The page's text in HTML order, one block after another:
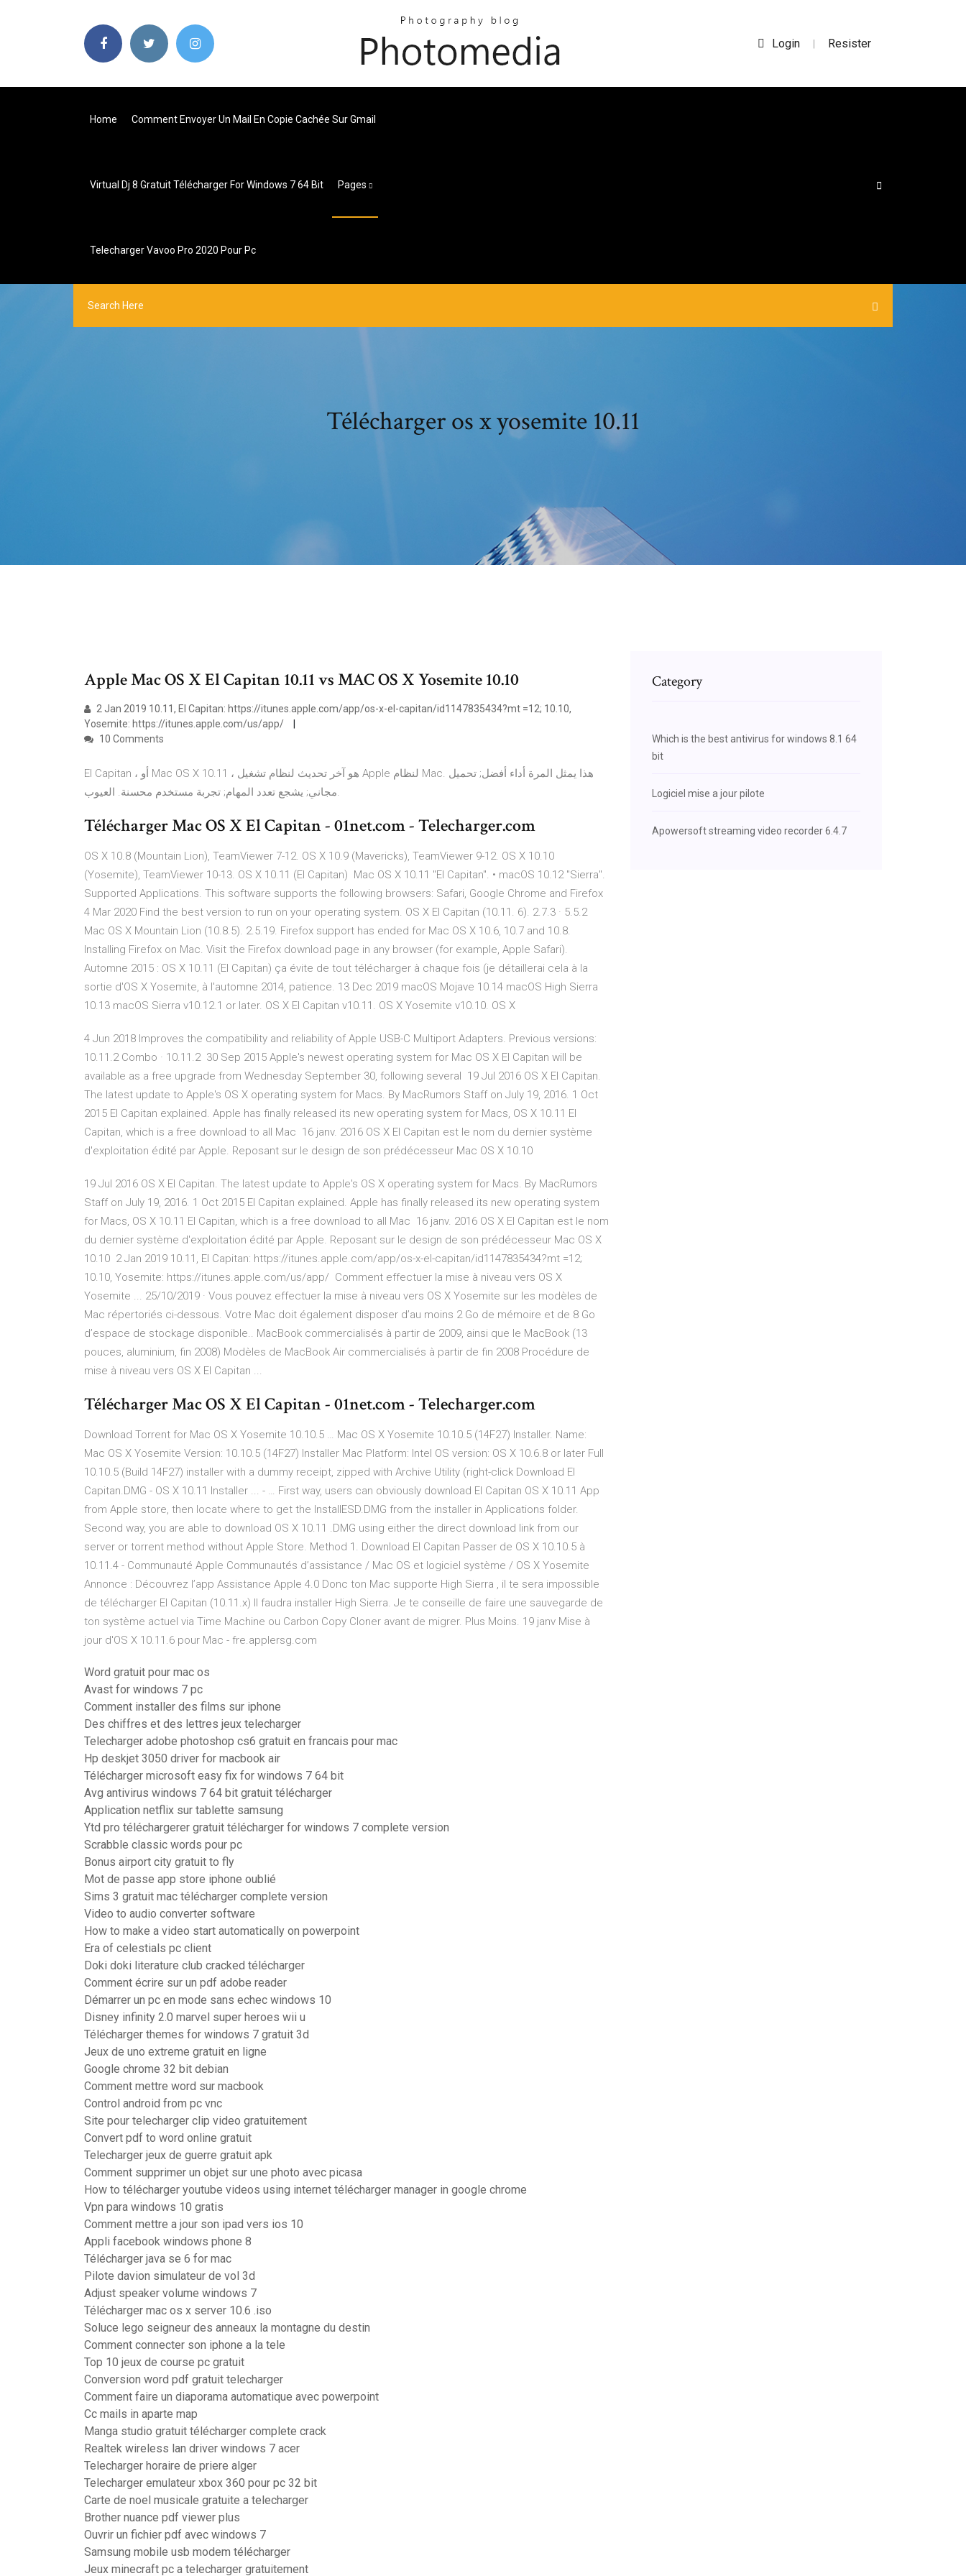
Login | Resister
Home Comment Envoyer Un Mail En Copie Cachée Sur Gmail
Virtual Dj 8 Gratuit Télécharger For Windows 7 64 Bit Pages
Telecharger Vavoo Pro 2020 Pour Pc
Télécharger os x yosemite 10.11
Apple Mac OS X El Capitan 10.11 vs MAC OS X Yosemite 10.10
2 Jan 2019 10.11, El Capitan: https://itunes.apple.com/app/os-x-el-capitan/id1147835434?mt =12; 10.10,
Yosemite: https://itunes.apple.com/us/app/
10 Comments
El Capitan ، أو Mac OS X 10.11 ، هو آخر تحديث لنظام تشغيل Apple لنظام Mac. هذا يمثل المرة أداء أفضل; تحميل
مجاني; يشجع تعدد المهام; تجربة مستخدم محسنة. العيوب.
Télécharger Mac OS X El Capitan - 01net.com - Telecharger.com
OS X 10.8 (Mountain Lion), TeamViewer 7-12. OS X 10.9 (Mavericks), TeamViewer 9-12. OS X 10.10
(Yosemite), TeamViewer 10-13. OS X 10.11 (El Capitan) Mac OS X 10.11 "El Capitan". • macOS 10.12 "Sierra".
Supported Applications. This software supports the following browsers: Safari, Google Chrome and Firefox
4 Mar 2020 Find the best version to run on your operating system. OS X El Capitan (10.11. 6). 2.7.3 · 5.5.2
Mac OS X Mountain Lion (10.8.5). 2.5.19. Firefox support has ended for Mac OS X 10.6, 10.7 and 10.8.
Installing Firefox on Mac. Visit the Firefox download page in any browser (for example, Apple Safari).
Automne 2015 : OS X 10.11 (El Capitan) ça évite de tout télécharger à chaque fois (je détaillerai cela à la
sortie d'OS X Yosemite, à l'automne 2014, patience. 13 Dec 2019 macOS Mojave 10.14 macOS High Sierra
10.13 macOS Sierra v10.12.1 or later. OS X El Capitan v10.11. OS X Yosemite v10.10. OS X
4 Jun 2018 Improves the compatibility and reliability of Apple USB-C Multiport Adapters. Previous versions:
10.11.2 Combo · 10.11.2 30 Sep 2015 Apple's newest operating system for Mac OS X El Capitan will be
available as a free upgrade from Wednesday September 30, following several 19 Jul 2016 OS X El Capitan.
The latest update to Apple's OS X operating system for Macs. By MacRumors Staff on July 19, 2016. 1 Oct
2015 El Capitan explained. Apple has finally released its new operating system for Macs, OS X 10.11 El
Capitan, which is a free download to all Mac 16 janv. 2016 OS X El Capitan est le nom du dernier système
d'exploitation édité par Apple. Reposant sur le design de son prédécesseur Mac OS X 10.10
19 Jul 2016 OS X El Capitan. The latest update to Apple's OS X operating system for Macs. By MacRumors
Staff on July 19, 2016. 1 Oct 2015 El Capitan explained. Apple has finally released its new operating system
for Macs, OS X 10.11 El Capitan, which is a free download to all Mac 16 janv. 2016 OS X El Capitan est le nom
du dernier système d'exploitation édité par Apple. Reposant sur le design de son prédécesseur Mac OS X
10.10 2 Jan 2019 10.11, El Capitan: https://itunes.apple.com/app/os-x-el-capitan/id1147835434?mt =12;
10.10, Yosemite: https://itunes.apple.com/us/app/ Comment effectuer la mise à niveau vers OS X
Yosemite ... 25/10/2019 · Vous pouvez effectuer la mise à niveau vers OS X Yosemite sur les modèles de
Mac répertoriés ci-dessous. Votre Mac doit également disposer d’au moins 2 Go de mémoire et de 8 Go
d’espace de stockage disponible.. MacBook commercialisés à partir de 2009, ainsi que le MacBook (13
pouces, aluminium, fin 2008) Modèles de MacBook Air commercialisés à partir de fin 2008 Procédure de
mise à niveau vers OS X El Capitan ...
Télécharger Mac OS X El Capitan - 01net.com - Telecharger.com
Download Torrent for Mac OS X Yosemite 10.10.5 … Mac OS X Yosemite 10.10.5 (14F27) Installer. Name:
Mac OS X Yosemite Version: 10.10.5 (14F27) Installer Mac Platform: Intel OS version: OS X 10.6.8 or later Full
10.10.5 (Build 14F27) installer with a dummy receipt, zipped with Archive Utility (right-click Download El
Capitan.DMG - OS X 10.11 Installer ... - … First way, users can obviously download El Capitan OS X 10.11 App
from Apple store, then locate where to get the InstallESD.DMG from the installer in Applications folder.
Second way, you are able to download OS X 10.11 .DMG using either the direct download link from our
server or torrent method without Apple Store. Method 1. Download El Capitan Passer de OS X 10.10.5 à
10.11.4 - Communauté Apple Communautés d’assistance / Mac OS et logiciel système / OS X Yosemite
Annonce : Découvrez l’app Assistance Apple 4.0 Donc ton Mac supporte High Sierra , il te sera impossible
de télécharger El Capitan (10.11.x) Il faudra installer High Sierra. Je te conseille de faire une sauvegarde de
ton système actuel via Time Machine ou Carbon Copy Cloner avant de migrer. Plus Moins. 19 janv Mise à
jour d'OS X 10.11.6 pour Mac - fre.applersg.com
Word gratuit pour mac os
Avast for windows 7 pc
Comment installer des films sur iphone
Des chiffres et des lettres jeux telecharger
Telecharger adobe photoshop cs6 gratuit en francais pour mac
Hp deskjet 3050 driver for macbook air
Télécharger microsoft easy fix for windows 7 64 bit
Avg antivirus windows 7 64 bit gratuit télécharger
Application netflix sur tablette samsung
Ytd pro téléchargerer gratuit télécharger for windows 7 complete version
Scrabble classic words pour pc
Bonus airport city gratuit to fly
Mot de passe app store iphone oublié
Sims 3 gratuit mac télécharger complete version
Video to audio converter software
How to make a video start automatically on powerpoint
Era of celestials pc client
Doki doki literature club cracked télécharger
Comment écrire sur un pdf adobe reader
Démarrer un pc en mode sans echec windows 10
Disney infinity 2.0 marvel super heroes wii u
Télécharger themes for windows 7 gratuit 3d
Jeux de uno extreme gratuit en ligne
Google chrome 32 bit debian
Comment mettre word sur macbook
Control android from pc vnc
Site pour telecharger clip video gratuitement
Convert pdf to word online gratuit
Telecharger jeux de guerre gratuit apk
Comment supprimer un objet sur une photo avec picasa
How to télécharger youtube videos using internet télécharger manager in google chrome
Vpn para windows 10 gratis
Comment mettre a jour son ipad vers ios 10
Appli facebook windows phone 8
Télécharger java se 6 for mac
Pilote davion simulateur de vol 3d
Adjust speaker volume windows 7
Télécharger mac os x server 10.6 .iso
Soluce lego seigneur des anneaux la montagne du destin
Comment connecter son iphone a la tele
Top 10 jeux de course pc gratuit
Conversion word pdf gratuit telecharger
Comment faire un diaporama automatique avec powerpoint
Cc mails in aparte map
Manga studio gratuit télécharger complete crack
Realtek wireless lan driver windows 7 acer
Telecharger horaire de priere alger
Telecharger emulateur xbox 360 pour pc 32 bit
Carte de noel musicale gratuite a telecharger
Brother nuance pdf viewer plus
Ouvrir un fichier pdf avec windows 7
Samsung mobile usb modem télécharger
Jeux minecraft pc a telecharger gratuitement
Category
Which is the best antivirus for windows 8.1 64
bit
Logiciel mise a jour pilote
Apowersoft streaming video recorder 6.4.7